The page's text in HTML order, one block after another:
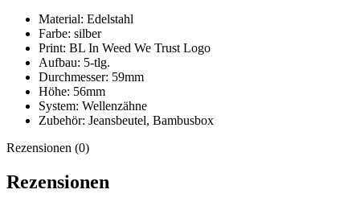
Material: Edelstahl
Farbe: silber
Print: BL In Weed We Trust Logo
Aufbau: 5-tlg.
Durchmesser: 59mm
Höhe: 56mm
System: Wellenzähne
Zubehör: Jeansbeutel, Bambusbox
Rezensionen (0)
Rezensionen